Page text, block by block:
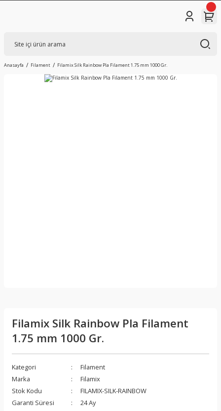
Anasayfa Filament Filamix Silk Rainbow Pla Filament 1.75 mm 1000 Gr.
Filamix Silk Rainbow Pla Filament
1.75 mm 1000 Gr.
Kategori
Filament
Marka
Filamix
Stok Kodu
FILAMIX-SILK-RAINBOW
Garanti Süresi
24 Ay